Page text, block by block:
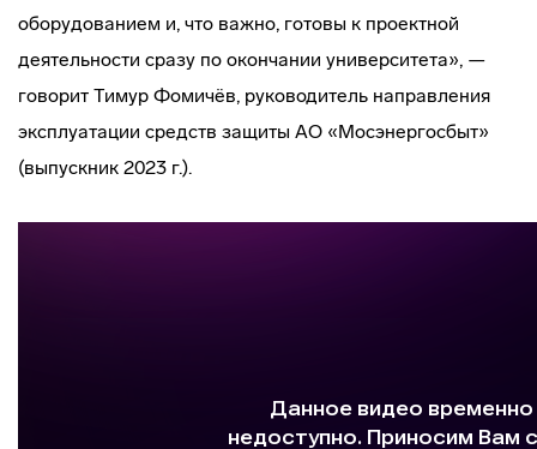
оборудованием и, что важно, готовы к проектной
деятельности сразу по окончании университета», —
говорит Тимур Фомичёв, руководитель направления
эксплуатации средств защиты АО «Мосэнергосбыт»
(выпускник 2023 г.).